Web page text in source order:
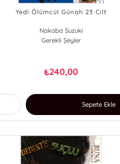
Yedi Ölümcül Günah 23 Cilt
Nakaba Suzuki
Gerekli Şeyler
₺240,00
Sepete Ekle